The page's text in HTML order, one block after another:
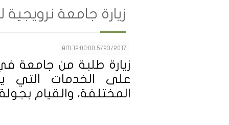
زيارة جامعة
5/23/2017 12:00:00 AM
زيارة طلبة من جامعة
على الخدمات التي
المختلفة، والقيام